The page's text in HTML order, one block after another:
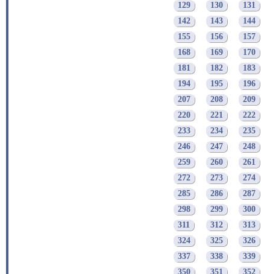
129
130
131
142
143
144
155
156
157
168
169
170
181
182
183
194
195
196
207
208
209
220
221
222
233
234
235
246
247
248
259
260
261
272
273
274
285
286
287
298
299
300
311
312
313
324
325
326
337
338
339